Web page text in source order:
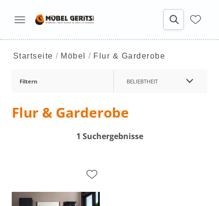
Startseite Möbel Flur & Garderobe
Filtern BELIEBTHEIT
Flur & Garderobe
1 Suchergebnisse